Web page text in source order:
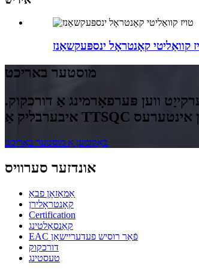
קוואַליטי קאָנטראָל ינספּעקשאַנז
מוסטער באריכט
ווען פּערפאָרמינג אַ דורכקוק.
באַקומען אַ מוסטער באַריכט
אונדזער סערוויס
אַמאַזאָן פבאַ
קאָנטראָלירן
Certification
קאַנסאַלטינג
EAC פֿאַר רוסיש פעדעריישאַן
דורכקוק
טעסטינג